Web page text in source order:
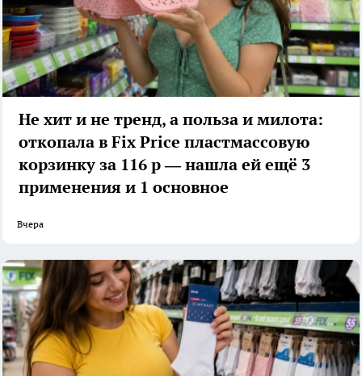
Не хит и не тренд, а польза и милота:
откопала в Fix Price пластмассовую
корзинку за 116 р — нашла ей ещё 3
применения и 1 основное
Вчера